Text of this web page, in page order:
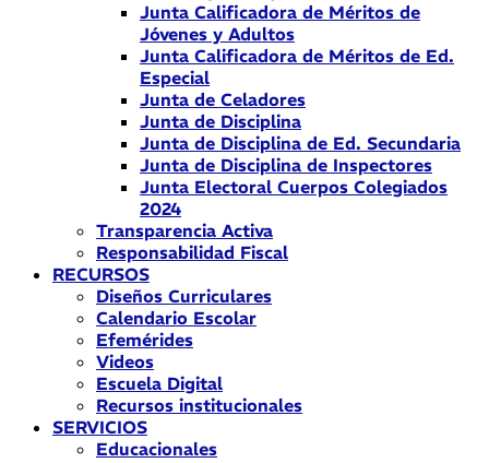
Junta Calificadora de Méritos de
Jóvenes y Adultos
Junta Calificadora de Méritos de Ed.
Especial
Junta de Celadores
Junta de Disciplina
Junta de Disciplina de Ed. Secundaria
Junta de Disciplina de Inspectores
Junta Electoral Cuerpos Colegiados
2024
Transparencia Activa
Responsabilidad Fiscal
RECURSOS
Diseños Curriculares
Calendario Escolar
Efemérides
Videos
Escuela Digital
Recursos institucionales
SERVICIOS
Educacionales